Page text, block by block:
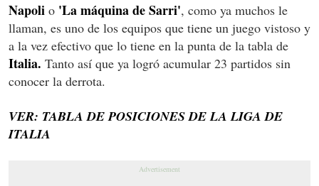
Napoli o 'La máquina de Sarri', como ya muchos le
llaman, es uno de los equipos que tiene un juego vistoso y
a la vez efectivo que lo tiene en la punta de la tabla de
Italia. Tanto así que ya logró acumular 23 partidos sin
conocer la derrota.
VER: TABLA DE POSICIONES DE LA LIGA DE
ITALIA